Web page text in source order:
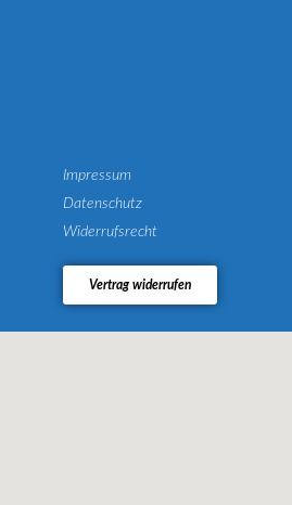
Impressum
Datenschutz
Widerrufsrecht
Vertrag widerrufen